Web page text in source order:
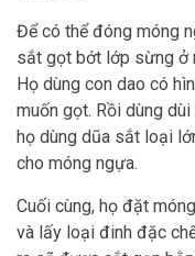
Để có thể đóng móng
sắt gọt bớt lớp sừng ở
Họ dùng con dao có
muốn gọt. Rồi dùng
họ dùng dũa sắt loại
cho móng ngựa.
Cuối cùng, họ đặt
và lấy loại đinh đặc